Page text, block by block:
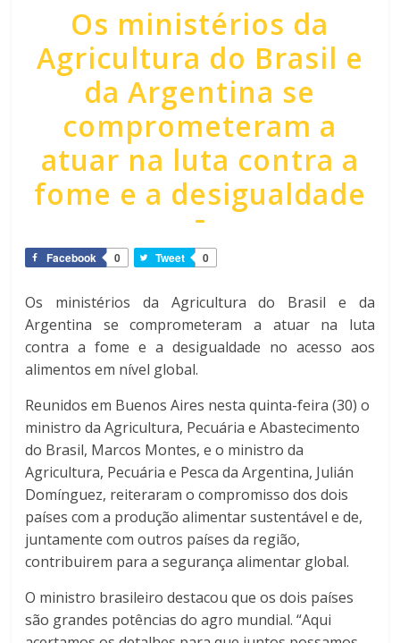
Os ministérios da
Agricultura do Brasil e
da Argentina se
comprometeram a
atuar na luta contra a
fome e a desigualdade
Facebook 0 Tweet 0
Os ministérios da Agricultura do Brasil e da
Argentina se comprometeram a atuar na luta
contra a fome e a desigualdade no acesso aos
alimentos em nível global.
Reunidos em Buenos Aires nesta quinta-feira (30) o
ministro da Agricultura, Pecuária e Abastecimento
do Brasil, Marcos Montes, e o ministro da
Agricultura, Pecuária e Pesca da Argentina, Julián
Domínguez, reiteraram o compromisso dos dois
países com a produção alimentar sustentável e de,
juntamente com outros países da região,
contribuirem para a segurança alimentar global.
O ministro brasileiro destacou que os dois países
são grandes potências do agro mundial. “Aqui